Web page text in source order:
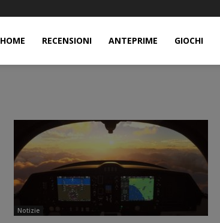
HOME RECENSIONI ANTEPRIME GIOCHI
Notizie